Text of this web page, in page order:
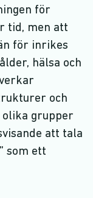
för
tid, men att
för inrikes
hälsa och
och
grupper
att tala
som ett